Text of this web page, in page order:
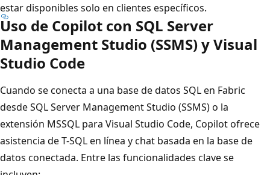
estar disponibles solo en clientes específicos.
Uso de Copilot con SQL Server
Management Studio (SSMS) y Visual
Studio Code
Cuando se conecta a una base de datos SQL en Fabric
desde SQL Server Management Studio (SSMS) o la
extensión MSSQL para Visual Studio Code, Copilot ofrece
asistencia de T-SQL en línea y chat basada en la base de
datos conectada. Entre las funcionalidades clave se